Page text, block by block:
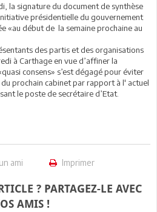
la signature du document de synthèse
présidentielle du gouvernement
«au début de la semaine prochaine au
des partis et des organisations
à Carthage en vue d’affiner la
consens» s’est dégagé pour éviter
prochain cabinet par rapport à l' actuel
le poste de secrétaire d’Etat.
ami Imprimer
? PARTAGEZ-LE AVEC
AMIS !